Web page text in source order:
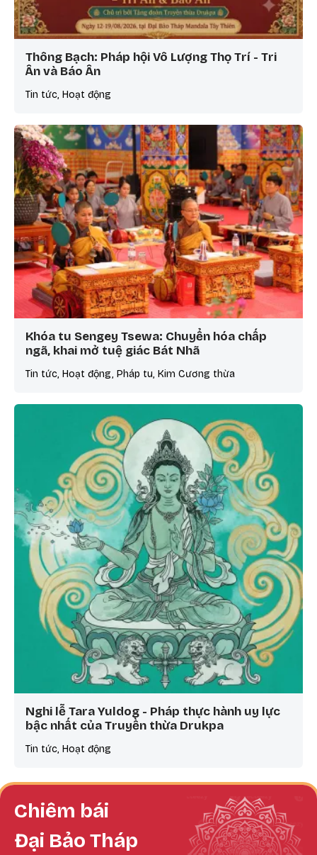
Thông Bạch: Pháp hội Vô Lượng Thọ Trí - Tri
Ân và Báo Ân
Tin tức, Hoạt động
Khóa tu Sengey Tsewa: Chuyển hóa chấp
ngã, khai mở tuệ giác Bát Nhã
Tin tức, Hoạt động, Pháp tu, Kim Cương thừa
Nghi lễ Tara Yuldog - Pháp thực hành uy lực
bậc nhất của Truyền thừa Drukpa
Tin tức, Hoạt động
Chiêm bái
Đại Bảo Tháp